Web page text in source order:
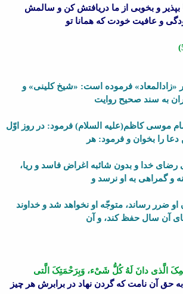
بپذیر و بخوبى از ما دریافتش کن و سالمش
و عافیت خودت که همانا تو
«زادالمعاد» فرموده است: «شیخ کلینى» و
به سند صحیح روایت
موسى کاظم(علیه السلام) فرمود: در روز اوّل
را بخوان و فرمود: هر
رضاى خدا و بدون شائبه اغراض فاسد و ریا،
و گمراهى به او نرسد و
او ضرر رساند، متوجّه او نخواهد شد و خداوند
آن سال حفظ کند، و آن
الَّذى دانَ لَهُ کُلُّ شَىْء، وَبِرَحْمَتِکَ الَّتى
حق آن نامت که گردن نهاد در برابرش هر چیز